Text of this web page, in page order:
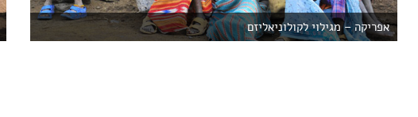
אפריקה – מגילוי לקולוניאליזם